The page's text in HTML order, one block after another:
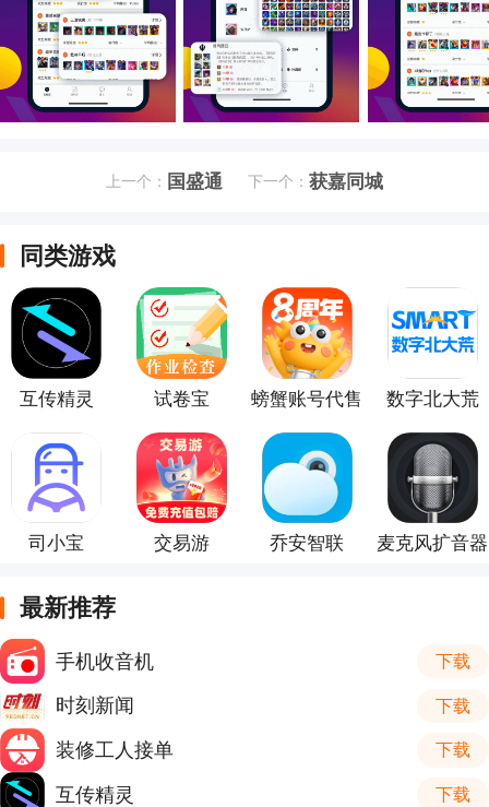
上一个： 国盛通 下一个：获嘉同城
同类游戏
互传精灵 试卷宝 螃蟹账号代售 数字北大荒
司小宝 交易游 乔安智联 麦克风扩音器
最新推荐
手机收音机 下载
时刻新闻 下载
装修工人接单 下载
互传精灵 下载